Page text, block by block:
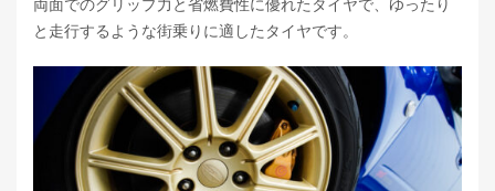
両面でのグリップ力と省燃費性に優れたタイヤで、ゆったり
と走行するような街乗りに適したタイヤです。